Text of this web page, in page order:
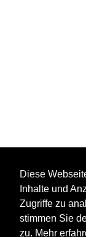
Diese
Inhalte und
Zugriffe zu
stimmen Sie
zu. Mehr